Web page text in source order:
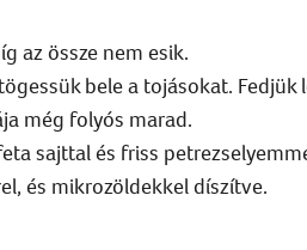
az össze nem esik.
bele a tojásokat.
még folyós marad.
sajttal és friss
és mikrozöldekkel díszítve.